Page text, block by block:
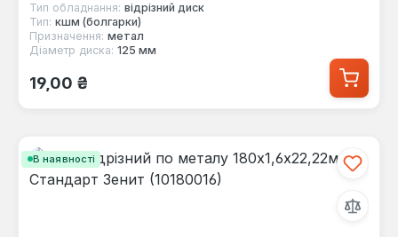
Тип обладнання: відрізний диск
Тип: кшм (болгарки)
Призначення: метал
Діаметр диска: 125 мм
Звичайна ціна:
19,00 ₴
В наявності